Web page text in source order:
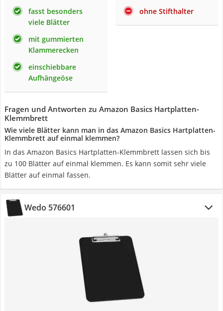
fasst besonders
viele Blätter
mit gummierten
Klammerecken
einschiebbare
Aufhängeöse
ohne Stifthalter
Fragen und Antworten zu Amazon Basics Hartplatten-
Klemmbrett
Wie viele Blätter kann man in das Amazon Basics Hartplatten-
Klemmbrett auf einmal klemmen?
In das Amazon Basics Hartplatten-Klemmbrett lassen sich bis
zu 100 Blätter auf einmal klemmen. Es kann somit sehr viele
Blätter auf einmal fassen.
Wedo 576601